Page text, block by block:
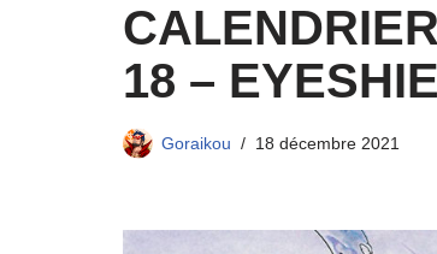
18 –
Goraikou 18 décembre 2021